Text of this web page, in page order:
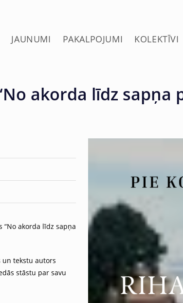
JAUNUMI PAKALPOJUMI KOLEKTĪVI
akorda līdz sapņa
“No akorda līdz sapņa
un tekstu autors
stāstu par savu